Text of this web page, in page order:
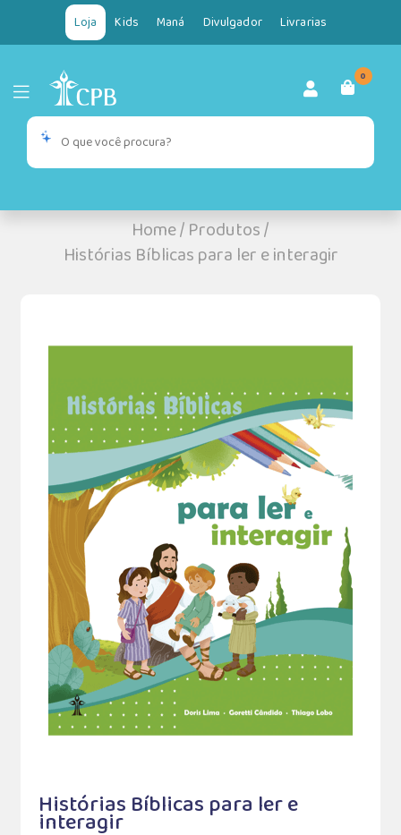
Loja Kids Maná Divulgador Livrarias
0
Home/Produtos/
Histórias Bíblicas para ler e interagir
Histórias Bíblicas para ler e
interagir